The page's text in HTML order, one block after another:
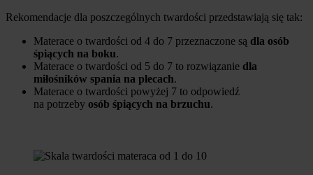
Rekomendacje dla poszczególnych twardości przedstawiają się tak:
Materace o twardości od 4 do 7 przeznaczone są dla osób
śpiących na boku.
Materace o twardości od 5 do 7 to rozwiązanie dla
miłośników spania na plecach.
Materace o twardości powyżej 7 to odpowiedź
na potrzeby osób śpiących na brzuchu.